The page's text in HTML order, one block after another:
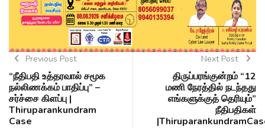
Previous Post
“நீதிபதி உத்தரவால் சமூக
நல்லிணக்கம் பாதிப்பு” –
சர்ச்சை கிளப்பு |
Thiruparankundram
Case
Next Post
திருப்பரங்குன்றம் “12
மணி நேரத்தில் நடந்தது
எங்களுக்குத் தெரியும்”
நீதிபதிகள்